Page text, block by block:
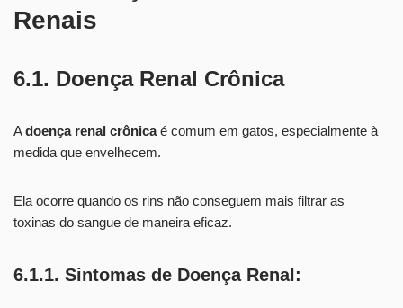
Renais
6.1. Doença Renal Crônica
Adoença renal crônicaé comum em gatos, especialmente à
medida que envelhecem.
Ela ocorre quando os rins não conseguem mais filtrar as
toxinas do sangue de maneira eficaz.
6.1.1. Sintomas de Doença Renal: